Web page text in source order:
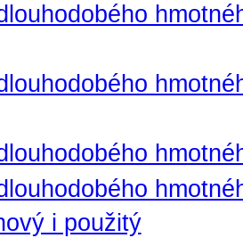
i použitý